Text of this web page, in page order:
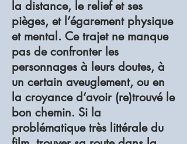
la distance, le relief et ses
pièges, et l’égarement physique
et mental. Ce trajet ne manque
pas de confronter les
personnages à leurs doutes, à
un certain aveuglement, ou en
la croyance d’avoir (re)trouvé le
bon chemin. Si la
problématique très littérale du